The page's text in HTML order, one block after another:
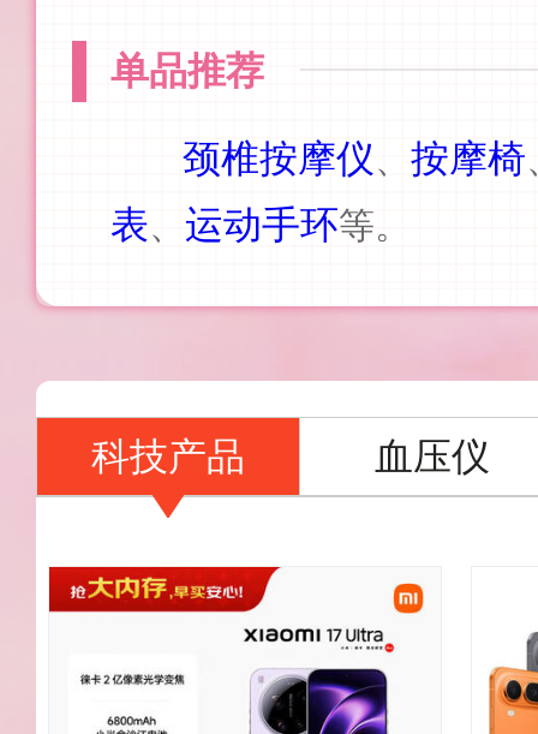
单品推荐
颈椎按摩仪、 按摩椅
表、 运动手环等。
科技产品 血压仪